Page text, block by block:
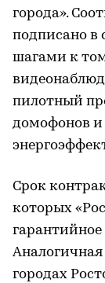
города».
подписано в
шагами к
пилотный
домофонов и
Срок
которых
Аналогичная
городах